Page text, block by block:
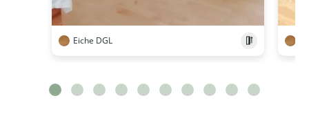
Eiche DGL